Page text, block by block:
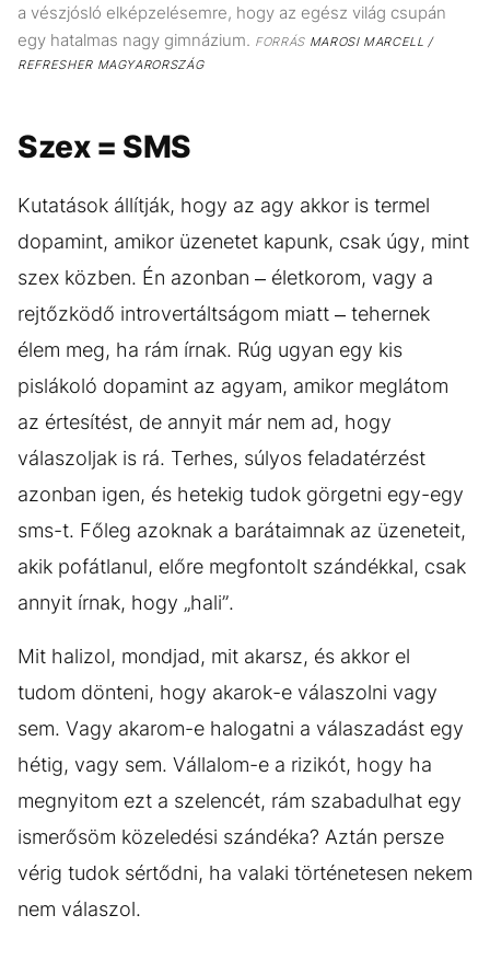
a vészjósló elképzelésemre, hogy az egész világ csupán
egy hatalmas nagy gimnázium. FORRÁSMAROSI MARCELL /
REFRESHER MAGYARORSZÁG
Szex = SMS
Kutatások állítják, hogy az agy akkor is termel
dopamint, amikor üzenetet kapunk, csak úgy, mint
szex közben. Én azonban – életkorom, vagy a
rejtőzködő introvertáltságom miatt – tehernek
élem meg, ha rám írnak. Rúg ugyan egy kis
pislákoló dopamint az agyam, amikor meglátom
az értesítést, de annyit már nem ad, hogy
válaszoljak is rá. Terhes, súlyos feladatérzést
azonban igen, és hetekig tudok görgetni egy-egy
sms-t. Főleg azoknak a barátaimnak az üzeneteit,
akik pofátlanul, előre megfontolt szándékkal, csak
annyit írnak, hogy „hali”.
Mit halizol, mondjad, mit akarsz, és akkor el
tudom dönteni, hogy akarok-e válaszolni vagy
sem. Vagy akarom-e halogatni a válaszadást egy
hétig, vagy sem. Vállalom-e a rizikót, hogy ha
megnyitom ezt a szelencét, rám szabadulhat egy
ismerősöm közeledési szándéka? Aztán persze
vérig tudok sértődni, ha valaki történetesen nekem
nem válaszol.